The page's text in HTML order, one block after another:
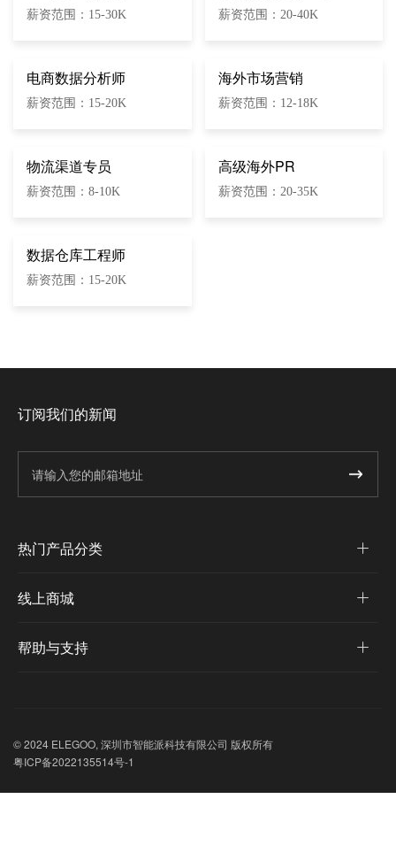
薪资范围：15-30K 薪资范围：20-40K
电商数据分析师
薪资范围：15-20K
海外市场营销
薪资范围：12-18K
物流渠道专员
薪资范围：8-10K
高级海外PR
薪资范围：20-35K
数据仓库工程师
薪资范围：15-20K
订阅我们的新闻
热门产品分类
线上商城
帮助与支持
© 2024 ELEGOO, 深圳市智能派科技有限公司 版权所有
粤ICP备2022135514号-1